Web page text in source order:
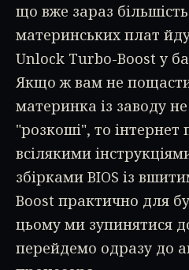
що вже зараз
материнських плат
Unlock Turbo-Boost у
Якщо ж вам не
материнка із заводу
"розкоші", то інтернет
всілякими
збірками BIOS із
Boost практично для
цьому ми зупинятися
перейдемо одразу до